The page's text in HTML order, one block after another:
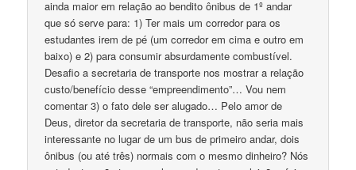
ainda maior em relação ao bendito ônibus de 1º andar
que só serve para: 1) Ter mais um corredor para os
estudantes irem de pé (um corredor em cima e outro em
baixo) e 2) para consumir absurdamente combustível.
Desafio a secretaria de transporte nos mostrar a relação
custo/benefício desse “empreendimento”… Vou nem
comentar 3) o fato dele ser alugado… Pelo amor de
Deus, diretor da secretaria de transporte, não seria mais
interessante no lugar de um bus de primeiro andar, dois
ônibus (ou até três) normais com o mesmo dinheiro? Nós